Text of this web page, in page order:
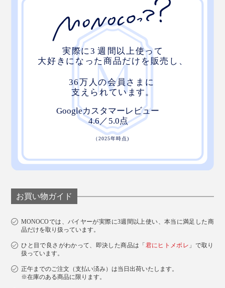
スーツケースに固定できる
バッグ背面には、スーツケースのハンドルに通せるスト
ラップつき。移動中もバッグが落ちることなく、安定し
お買い物ガイド
MONOCOでは、バイヤーが実際に3週間以上使い、本当に満足した商
品だけを取り扱っています。
ひと目で良さがわかって、即決した商品は「君にヒトメボレ 」で取り
扱っています。
正午までのご注文（支払い済み）は当日出荷いたします。
※在庫のある商品に限ります。